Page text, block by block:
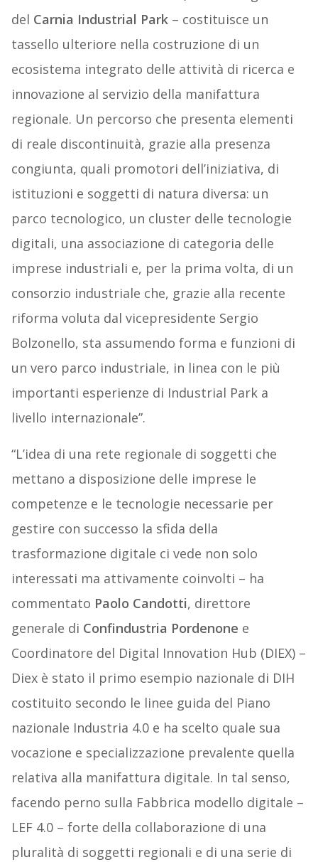
del Carnia Industrial Park– costituisce un
tassello ulteriore nella costruzione di un
ecosistema integrato delle attività di ricerca e
innovazione al servizio della manifattura
regionale. Un percorso che presenta elementi
di reale discontinuità, grazie alla presenza
congiunta, quali promotori dell’iniziativa, di
istituzioni e soggetti di natura diversa: un
parco tecnologico, un cluster delle tecnologie
digitali, una associazione di categoria delle
imprese industriali e, per la prima volta, di un
consorzio industriale che, grazie alla recente
riforma voluta dal vicepresidente Sergio
Bolzonello, sta assumendo forma e funzioni di
un vero parco industriale, in linea con le più
importanti esperienze di Industrial Park a
livello internazionale”.
“L’idea di una rete regionale di soggetti che
mettano a disposizione delle imprese le
competenze e le tecnologie necessarie per
gestire con successo la sfida della
trasformazione digitale ci vede non solo
interessati ma attivamente coinvolti – ha
commentato Paolo Candotti, direttore
generale di Confindustria Pordenone e
Coordinatore del Digital Innovation Hub (DIEX) –
Diex è stato il primo esempio nazionale di DIH
costituito secondo le linee guida del Piano
nazionale Industria 4.0 e ha scelto quale sua
vocazione e specializzazione prevalente quella
relativa alla manifattura digitale. In tal senso,
facendo perno sulla Fabbrica modello digitale –
LEF 4.0 – forte della collaborazione di una
pluralità di soggetti regionali e di una serie di